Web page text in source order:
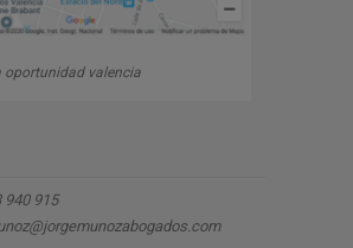
oportunidad valencia
940 915